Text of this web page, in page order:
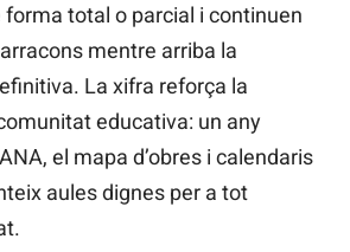
forma total o parcial i continuen
mentre arriba la
La xifra reforça la
educativa: un any
el mapa d’obres i calendaris
aules dignes per a tot